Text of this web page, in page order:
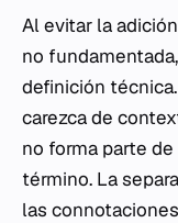
Al evitar la
no
definición
carezca de
no forma parte
término. La
las